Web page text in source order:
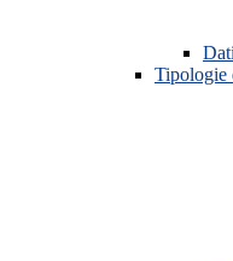
Tipologie